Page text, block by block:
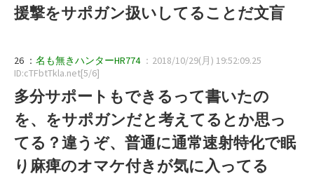
援撃をサポガン扱いしてることだ文盲
26 ： 名も無きハンターHR774 ：2018/10/29(月) 19:52:09.25
ID:cTFbtTkla.net[5/6]
多分サポートもできるって書いたの
を、をサポガンだと考えてるとか思っ
てる？違うぞ、普通に通常速射特化で眠
り麻痺のオマケ付きが気に入ってる